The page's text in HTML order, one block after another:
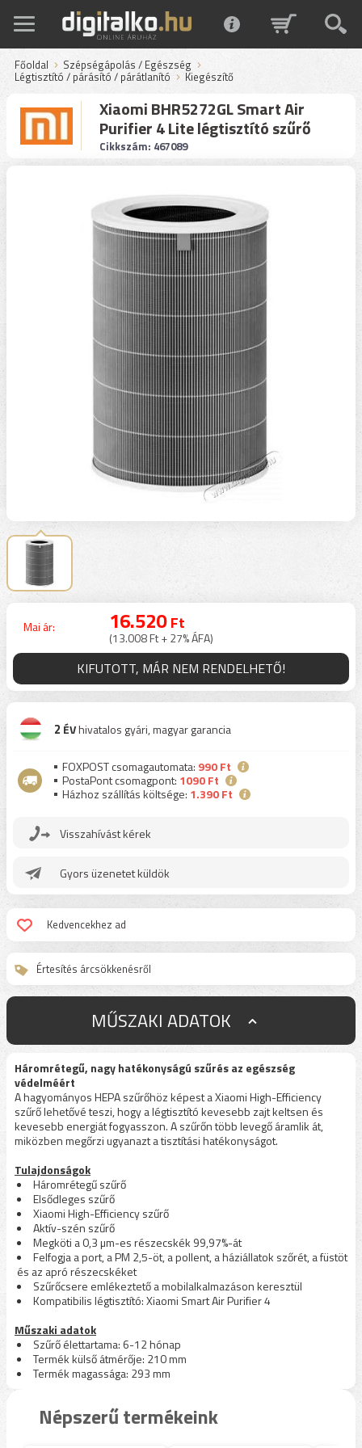
Főoldal Szépségápolás / Egészség
Légtisztító / párásító / párátlanító Kiegészítő
Xiaomi BHR5272GL Smart Air
Purifier 4 Lite légtisztító szűrő
Cikkszám: 467089
Mai ár: 16.520Ft
(13.008 Ft + 27% ÁFA)
KIFUTOTT, MÁR NEM RENDELHETŐ!
2 ÉVhivatalos gyári, magyar garancia
FOXPOST csomagautomata: 990 Ft
PostaPont csomagpont: 1090 Ft
Házhoz szállítás költsége: 1.390 Ft
Visszahívást kérek
Gyors üzenetet küldök
Kedvencekhez ad
Értesítés árcsökkenésről
MŰSZAKI ADATOK
Háromrétegű, nagy hatékonyságú szűrés az egészség
védelméért
A hagyományos HEPA szűrőhöz képest a Xiaomi High-Efficiency
szűrő lehetővé teszi, hogy a légtisztító kevesebb zajt keltsen és
kevesebb energiát fogyasszon. A szűrőn több levegő áramlik át,
miközben megőrzi ugyanazt a tisztítási hatékonyságot.
Tulajdonságok
Háromrétegű szűrő
Elsődleges szűrő
Xiaomi High-Efficiency szűrő
Aktív-szén szűrő
Megköti a 0,3 µm-es részecskék 99,97%-át
Felfogja a port, a PM 2,5-öt, a pollent, a háziállatok szőrét, a füstöt
és az apró részecskéket
Szűrőcsere emlékeztető a mobilalkalmazáson keresztül
Kompatibilis légtisztító: Xiaomi Smart Air Purifier 4
Műszaki adatok
Szűrő élettartama: 6-12 hónap
Termék külső átmérője: 210 mm
Termék magassága: 293 mm
Népszerű termékeink